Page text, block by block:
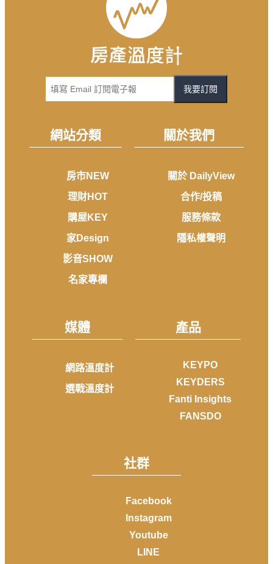
我要訂閱
網站分類
房市NEW
理財HOT
購屋KEY
家Design
影音SHOW
名家專欄
關於我們
關於 DailyView
合作/投稿
服務條款
隱私權聲明
媒體
網路溫度計
選戰溫度計
產品
KEYPO
KEYDERS
Fanti Insights
FANSDO
社群
Facebook
Instagram
Youtube
LINE